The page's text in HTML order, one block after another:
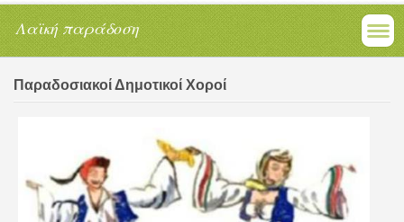
Λαϊκή παράδοση
Παραδοσιακοί Δημοτικοί Χοροί